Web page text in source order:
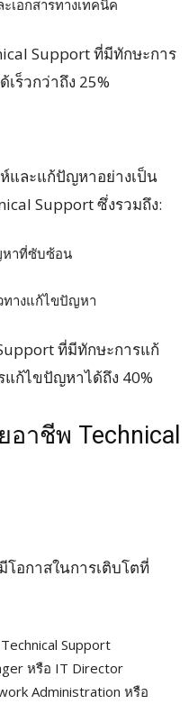
เอกสารทางเทคนิค
Support ที่มีทักษะการ
ร็วกว่าถึง 25%
และแก้ปัญหาอย่างเป็น
Support ซึ่งรวมถึง:
หาที่ซับซ้อน
ทางแก้ไขปัญหา
ที่มีทักษะการแก้
ก้ไขปัญหาได้ถึง 40%
าชีพ Technical
อกาสในการเติบโตที่
Support
หรือ IT Director
Administration หรือ